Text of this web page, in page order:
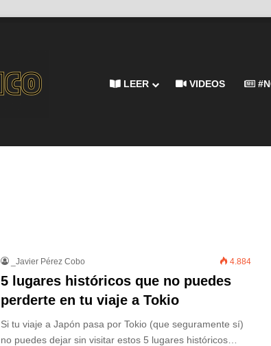
LEER VIDEOS
_Javier Pérez Cobo 4.884
5 lugares históricos que no puedes
perderte en tu viaje a Tokio
Si tu viaje a Japón pasa por Tokio (que seguramente sí)
no puedes dejar sin visitar estos 5 lugares históricos…